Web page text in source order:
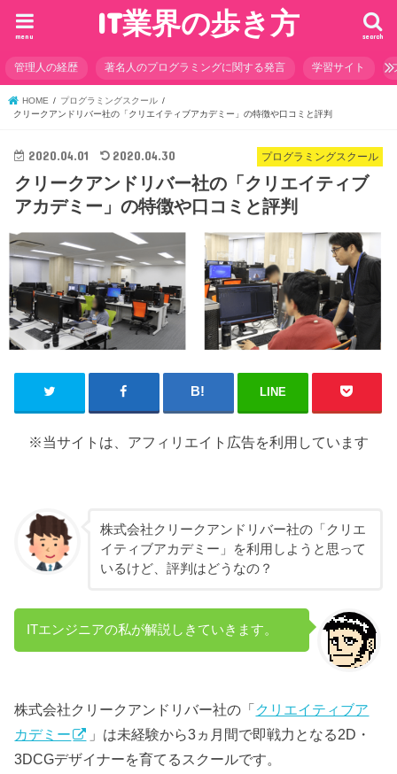
IT業界の歩き方 search
menu
管理人の経歴 著名人のプログラミングに関する発言 学習サイト
HOME
プログラミングスクール
クリークアンドリバー社の「クリエイティブアカデミー」の特徴や口コミと評判
プログラミングスクール
2020.04.01 2020.04.30
クリークアンドリバー社の「クリエイティブ
アカデミー」の特徴や口コミと評判
LINE
※当サイトは、アフィリエイト広告を利用しています
株式会社クリークアンドリバー社の「クリエ
イティブアカデミー」を利用しようと思って
いるけど、評判はどうなの？
ITエンジニアの私が解説しきていきます。
株式会社クリークアンドリバー社の「 クリエイティブア
カデミー
」は未経験から3ヵ月間で即戦力となる2D・
3DCGデザイナーを育てるスクールです。